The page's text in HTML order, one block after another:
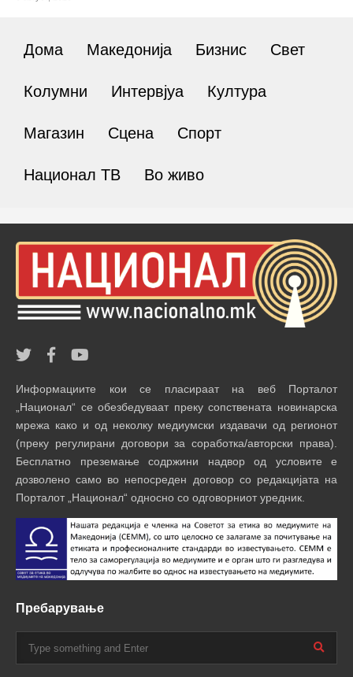
Дома Македонија Бизнис Свет
Колумни Интервјуа Култура
Магазин Сцена Спорт
Национал ТВ Во живо
Информациите кои се пласираат на веб Порталот
„Национал“ се обезбедуваат преку сопствената новинарска
мрежа како и од неколку медиумски издавачи од регионот
(преку регулирани договори за соработка/авторски права).
Бесплатно преземање содржини надвор од условите е
дозволено само во непосреден договор со редакцијата на
Порталот „Национал“ односно со одговорниот уредник.
Пребарување